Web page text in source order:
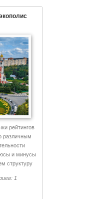
рейтингов
различным
и минусы
структуру
1